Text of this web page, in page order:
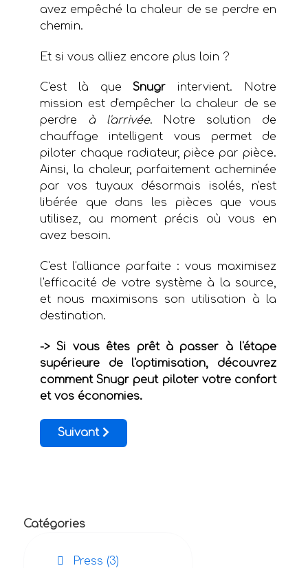
avez empêché la chaleur de se perdre en
chemin.
Et si vous alliez encore plus loin ?
C'est là queSnugr intervient. Notre
mission est d'empêcher la chaleur de se
perdre
à l'arrivée. Notre solution de
chauffage intelligent vous permet de
piloter chaque radiateur, pièce par pièce.
Ainsi, la chaleur, parfaitement acheminée
par vos tuyaux désormais isolés, n'est
libérée que dans les pièces que vous
utilisez, au moment précis où vous en
avez besoin.
C'est l'alliance parfaite : vous maximisez
l'efficacité de votre système à la source,
et nous maximisons son utilisation à la
destination.
-> Si vous êtes prêt à passer à l'étape
supérieure de l'optimisation, découvrez
comment Snugr peut piloter votre confort
et vos économies.
Article suivant : Comment chauffer votre
Suivant
Catégories
Press (3)